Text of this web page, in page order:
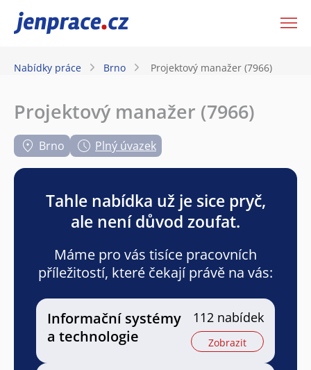
JenPráce.cz
Nabídky práce Brno Projektový manažer (7966)
Projektový manažer (7966)
Brno Plný úvazek
Tahle nabídka už je sice pryč,
ale není důvod zoufat.
Máme pro vás tisíce pracovních
příležitostí, které čekají právě na vás:
Informační systémy
a technologie
112 nabídek
Zobrazit